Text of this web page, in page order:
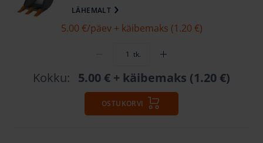
LÄHEMALT
5.00 €/päev + käibemaks (1.20 €)
tk.
Kokku: 5.00 € + käibemaks (1.20 €)
OSTUKORVI